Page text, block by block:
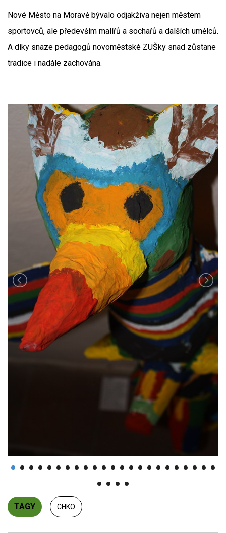
Nové Město na Moravě bývalo odjakživa nejen městem
sportovců, ale především malířů a sochařů a dalších umělců.
A díky snaze pedagogů novoměstské ZUŠky snad zůstane
tradice i nadále zachována.
TAGY CHKO